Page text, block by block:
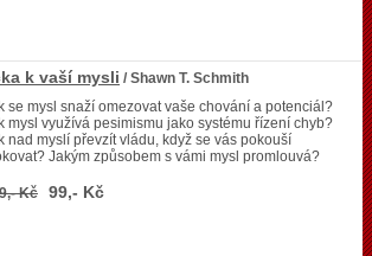
k vaší mysli / Shawn T. Schmith
se mysl snaží omezovat vaše chování a potenciál?
mysl využívá pesimismu jako systému řízení chyb?
nad myslí převzít vládu, když se vás pokouší
Jakým způsobem s vámi mysl promlouvá?
Kč 99,- Kč